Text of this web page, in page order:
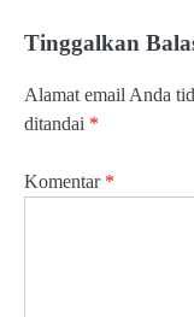
Tinggalkan
Alamat email Anda
ditandai *
Komentar *